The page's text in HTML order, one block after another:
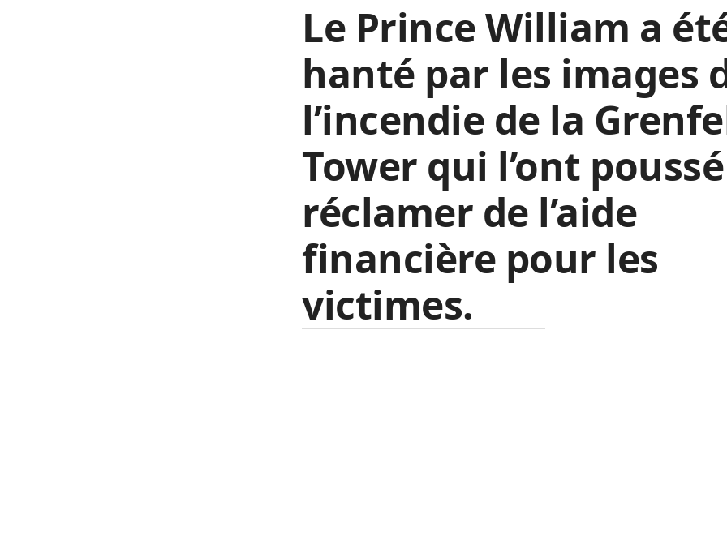
Le Prince William a
hanté par les images
l’incendie de la
Tower qui l’ont
réclamer de l’aide
financière pour les
victimes.